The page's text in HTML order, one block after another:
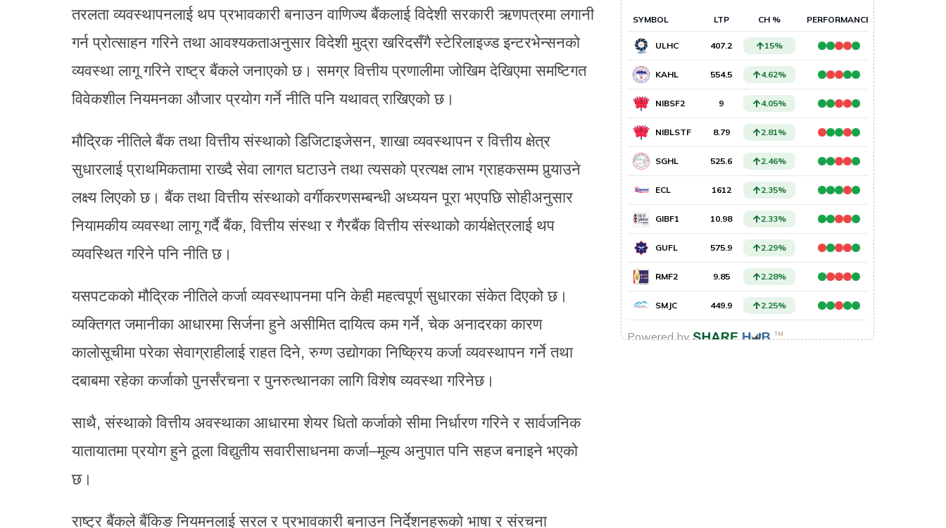
तरलता व्यवस्थापनलाई थप प्रभावकारी बनाउन वाणिज्य बैंकलाई विदेशी सरकारी ऋणपत्रमा लगानी
गर्न प्रोत्साहन गरिने तथा आवश्यकताअनुसार विदेशी मुद्रा खरिदसँगै स्टेरिलाइज्ड इन्टरभेन्सनको
व्यवस्था लागू गरिने राष्ट्र बैंकले जनाएको छ। समग्र वित्तीय प्रणालीमा जोखिम देखिएमा समष्टिगत
विवेकशील नियमनका औजार प्रयोग गर्ने नीति पनि यथावत् राखिएको छ।
मौद्रिक नीतिले बैंक तथा वित्तीय संस्थाको डिजिटाइजेसन, शाखा व्यवस्थापन र वित्तीय क्षेत्र
सुधारलाई प्राथमिकतामा राख्दै सेवा लागत घटाउने तथा त्यसको प्रत्यक्ष लाभ ग्राहकसम्म पुर्‍याउने
लक्ष्य लिएको छ। बैंक तथा वित्तीय संस्थाको वर्गीकरणसम्बन्धी अध्ययन पूरा भएपछि सोहीअनुसार
नियामकीय व्यवस्था लागू गर्दै बैंक, वित्तीय संस्था र गैरबैंक वित्तीय संस्थाको कार्यक्षेत्रलाई थप
व्यवस्थित गरिने पनि नीति छ।
यसपटकको मौद्रिक नीतिले कर्जा व्यवस्थापनमा पनि केही महत्वपूर्ण सुधारका संकेत दिएको छ।
व्यक्तिगत जमानीका आधारमा सिर्जना हुने असीमित दायित्व कम गर्ने, चेक अनादरका कारण
कालोसूचीमा परेका सेवाग्राहीलाई राहत दिने, रुग्ण उद्योगका निष्क्रिय कर्जा व्यवस्थापन गर्ने तथा
दबाबमा रहेका कर्जाको पुनर्संरचना र पुनरुत्थानका लागि विशेष व्यवस्था गरिनेछ।
साथै, संस्थाको वित्तीय अवस्थाका आधारमा शेयर धितो कर्जाको सीमा निर्धारण गरिने र सार्वजनिक
यातायातमा प्रयोग हुने ठूला विद्युतीय सवारीसाधनमा कर्जा–मूल्य अनुपात पनि सहज बनाइने भएको
छ।
राष्ट्र बैंकले बैंकिङ नियमनलाई सरल र प्रभावकारी बनाउन निर्देशनहरूको भाषा र संरचना